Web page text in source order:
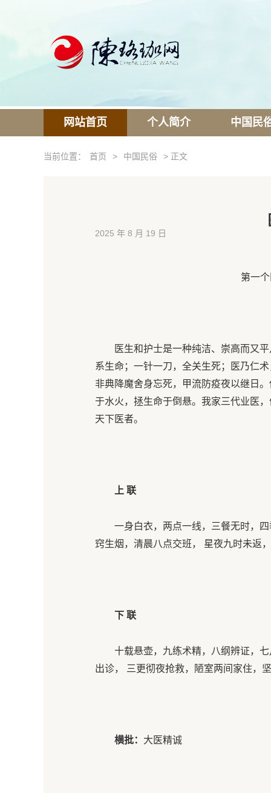
网站首页 个人简介 中国民
当前位置： 首页 > 中国民俗 > 正文
2025 年 8 月 19 日
第一
医生和护士是一种纯洁、崇高而又
系生命；一针一刀，全关生死；医乃仁
非典降魔舍身忘死，甲流防疫夜以继日
于水火，拯生命于倒悬。我家三代业医
天下医者。
上 联
一身白衣，两点一线，三餐无时，
窍生烟，清晨八点交班， 星夜九时未返
下 联
十载悬壶，九练术精，八纲辨证，
出诊， 三更彻夜抢救，陋室两间家住，
横批： 大医精诚